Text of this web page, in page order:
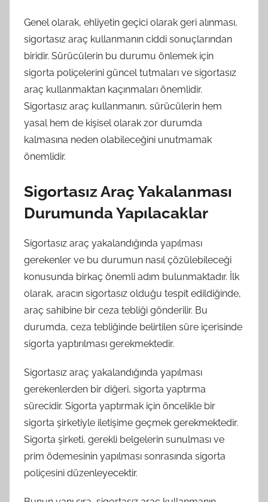
Genel olarak, ehliyetin geçici olarak geri alınması,
sigortasız araç kullanmanın ciddi sonuçlarından
biridir. Sürücülerin bu durumu önlemek için
sigorta poliçelerini güncel tutmaları ve sigortasız
araç kullanmaktan kaçınmaları önemlidir.
Sigortasız araç kullanmanın, sürücülerin hem
yasal hem de kişisel olarak zor durumda
kalmasına neden olabileceğini unutmamak
önemlidir.
Sigortasız Araç Yakalanması
Durumunda Yapılacaklar
Sigortasız araç yakalandığında yapılması
gerekenler ve bu durumun nasıl çözülebileceği
konusunda birkaç önemli adım bulunmaktadır. İlk
olarak, aracın sigortasız olduğu tespit edildiğinde,
araç sahibine bir ceza tebliği gönderilir. Bu
durumda, ceza tebliğinde belirtilen süre içerisinde
sigorta yaptırılması gerekmektedir.
Sigortasız araç yakalandığında yapılması
gerekenlerden bir diğeri, sigorta yaptırma
sürecidir. Sigorta yaptırmak için öncelikle bir
sigorta şirketiyle iletişime geçmek gerekmektedir.
Sigorta şirketi, gerekli belgelerin sunulması ve
prim ödemesinin yapılması sonrasında sigorta
poliçesini düzenleyecektir.